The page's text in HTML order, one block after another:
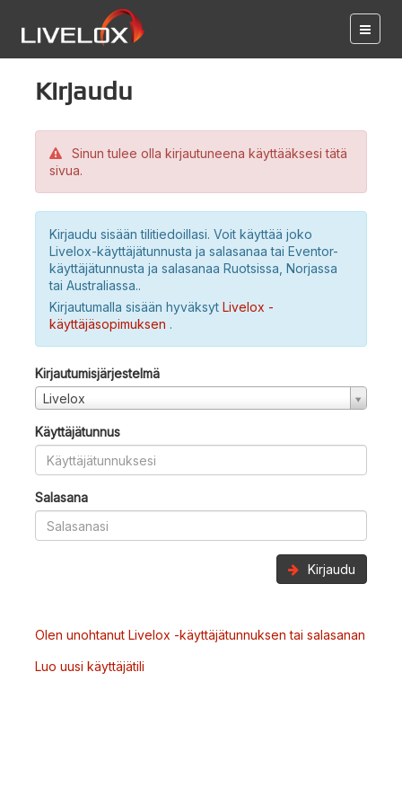
Kirjaudu
Sinun tulee olla kirjautuneena käyttääksesi tätä
sivua.
Kirjaudu sisään tilitiedoillasi. Voit käyttää joko
Livelox-käyttäjätunnusta ja salasanaa tai Eventor-
käyttäjätunnusta ja salasanaa Ruotsissa, Norjassa
tai Australiassa..
Kirjautumalla sisään hyväksyt Livelox -
käyttäjäsopimuksen .
Kirjautumisjärjestelmä
Livelox
Käyttäjätunnus
Salasana
Kirjaudu
Olen unohtanut Livelox -käyttäjätunnuksen tai salasanan
Luo uusi käyttäjätili